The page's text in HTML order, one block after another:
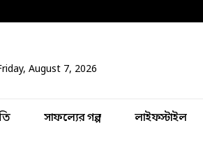
August 7, 2026
সাফল্যের গল্প লাইফস্টাইল